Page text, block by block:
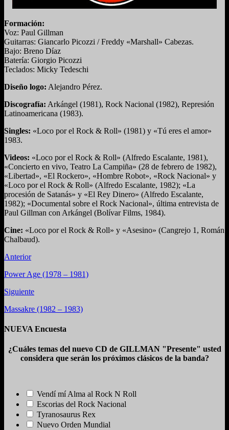
Formación:
Voz: Paul Gillman
Guitarras: Giancarlo Picozzi / Freddy «Marshall» Cabezas.
Bajo: Breno Díaz
Batería: Giorgio Picozzi
Teclados: Micky Tedeschi
Diseño logo: Alejandro Pérez.
Discografía: Arkángel (1981), Rock Nacional (1982), Represión
Latinoamericana (1983).
Singles: «Loco por el Rock & Roll» (1981) y «Tú eres el amor»
1983.
Videos: «Loco por el Rock & Roll» (Alfredo Escalante, 1981),
«Concierto en vivo, Teatro La Campiña» (28 de febrero de 1982),
«Libertad», «El Rockero», «Hombre Robot», «Rock Nacional» y
«Loco por el Rock & Roll» (Alfredo Escalante, 1982); «La
procesión de Satanás» y «El Rey Dinero» (Alfredo Escalante,
1982); «Documental sobre el Rock Nacional», última entrevista de
Paul Gillman con Arkángel (Bolívar Films, 1984).
Cine: «Loco por el Rock & Roll» y «Asesino» (Cangrejo 1, Román
Chalbaud).
Anterior
Power Age (1978 – 1981)
Siguiente
Massakre (1982 – 1983)
NUEVA Encuesta
¿Cuáles temas del nuevo CD de GILLMAN "Presente" usted
considera que serán los próximos clásicos de la banda?
Vendí mí Alma al Rock N Roll
Escorias del Rock Nacional
Tyranosaurus Rex
Nuevo Orden Mundial